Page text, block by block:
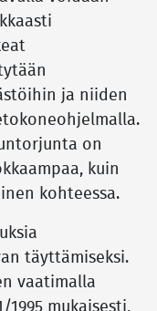
ja niiden
on
kuin
kohteessa.
täyttämiseksi.
vaatimalla
1995 mukaisesti,